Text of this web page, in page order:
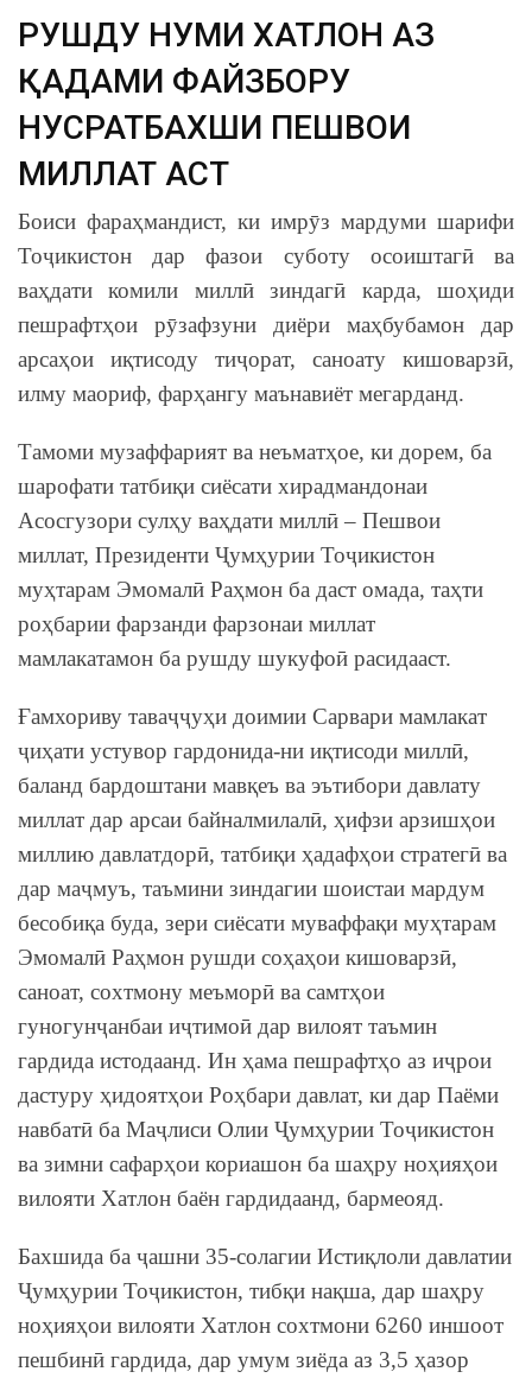
РУШДУ НУМӮИ ХАТЛОН АЗ
ҚАДАМИ ФАЙЗБОРУ
НУСРАТБАХШИ ПЕШВОИ
МИЛЛАТ АСТ
Боиси фараҳмандист, ки имрӯз мардуми шарифи
Тоҷикистон дар фазои суботу осоиштагӣ ва
ваҳдати комили миллӣ зиндагӣ карда, шоҳиди
пешрафтҳои рӯзафзуни диёри маҳбубамон дар
арсаҳои иқтисоду тиҷорат, саноату кишоварзӣ,
илму маориф, фарҳангу маънавиёт мегарданд.
Тамоми музаффарият ва неъматҳое, ки дорем, ба
шарофати татбиқи сиёсати хирадмандонаи
Асосгузори сулҳу ваҳдати миллӣ – Пешвои
миллат, Президенти Ҷумҳурии Тоҷикистон
муҳтарам Эмомалӣ Раҳмон ба даст омада, таҳти
роҳбарии фарзанди фарзонаи миллат
мамлакатамон ба рушду шукуфоӣ расидааст.
Ғамхориву таваҷҷуҳи доимии Сарвари мамлакат
ҷиҳати устувор гардонида-ни иқтисоди миллӣ,
баланд бардоштани мавқеъ ва эътибори давлату
миллат дар арсаи байналмилалӣ, ҳифзи арзишҳои
миллию давлатдорӣ, татбиқи ҳадафҳои стратегӣ ва
дар маҷмуъ, таъмини зиндагии шоистаи мардум
бесобиқа буда, зери сиёсати муваффақи муҳтарам
Эмомалӣ Раҳмон рушди соҳаҳои кишоварзӣ,
саноат, сохтмону меъморӣ ва самтҳои
гуногунҷанбаи иҷтимоӣ дар вилоят таъмин
гардида истодаанд. Ин ҳама пешрафтҳо аз иҷрои
дастуру ҳидоятҳои Роҳбари давлат, ки дар Паёми
навбатӣ ба Маҷлиси Олии Ҷумҳурии Тоҷикистон
ва зимни сафарҳои кориашон ба шаҳру ноҳияҳои
вилояти Хатлон баён гардидаанд, бармеояд.
Бахшида ба ҷашни 35-солагии Истиқлоли давлатии
Ҷумҳурии Тоҷикистон, тибқи нақша, дар шаҳру
ноҳияҳои вилояти Хатлон сохтмони 6260 иншоот
пешбинӣ гардида, дар умум зиёда аз 3,5 ҳазор